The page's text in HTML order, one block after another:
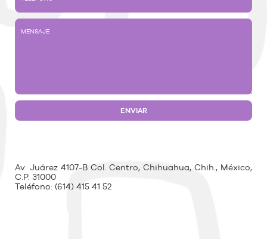
Av. Juárez 4107-B Col. Centro, Chihuahua, Chih., México,
C.P. 31000
Teléfono: (614) 415 41 52